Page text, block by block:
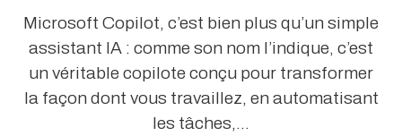
Microsoft Copilot, c’est bien plus qu’un simple
assistant IA : comme son nom l’indique, c’est
un véritable copilote conçu pour transformer
la façon dont vous travaillez, en automatisant
les tâches,...